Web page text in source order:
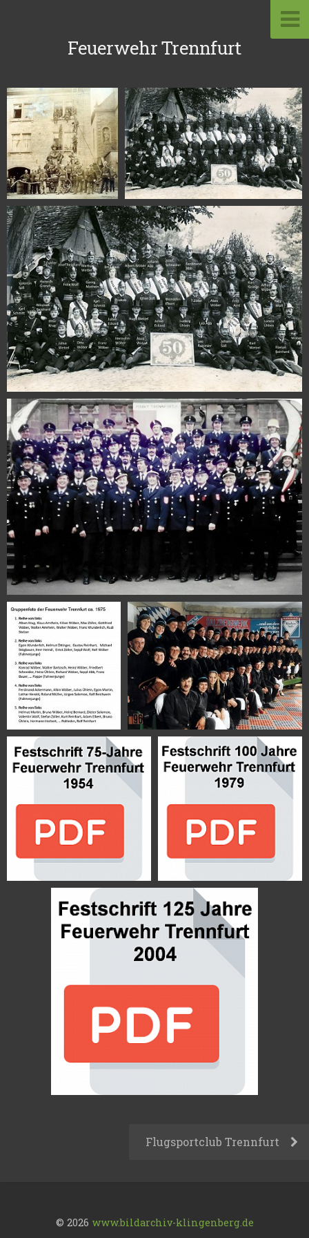
Feuerwehr Trennfurt
Flugsportclub Trennfurt
© 2026 www.bildarchiv-klingenberg.de